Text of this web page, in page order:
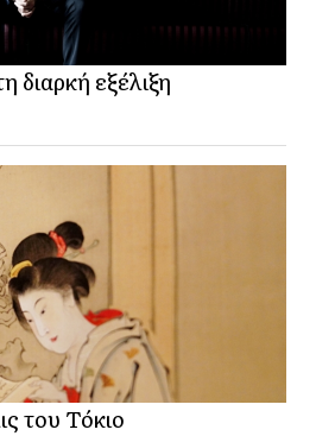
εξέλιξη
του Τόκιο